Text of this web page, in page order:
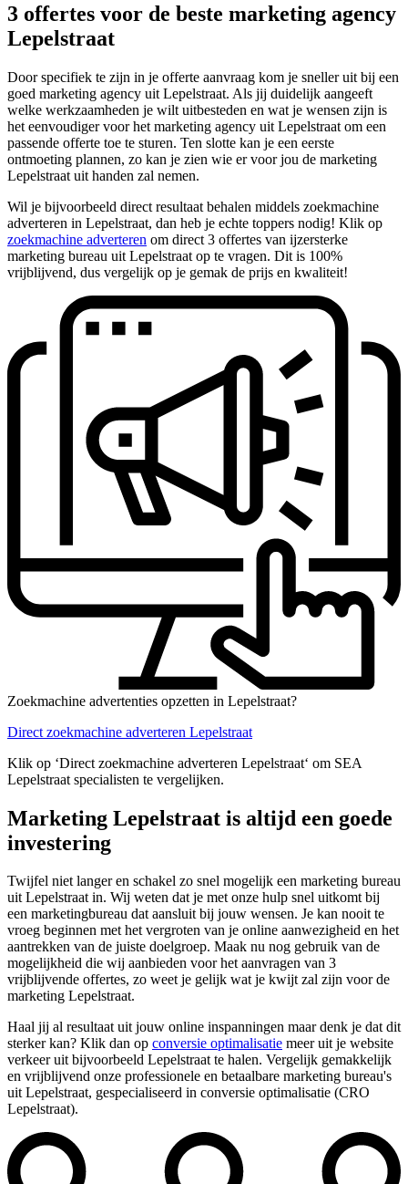
3 offertes voor de beste marketing agency
Lepelstraat
Door specifiek te zijn in je offerte aanvraag kom je sneller uit bij een
goed marketing agency uit Lepelstraat. Als jij duidelijk aangeeft
welke werkzaamheden je wilt uitbesteden en wat je wensen zijn is
het eenvoudiger voor het marketing agency uit Lepelstraat om een
passende offerte toe te sturen. Ten slotte kan je een eerste
ontmoeting plannen, zo kan je zien wie er voor jou de marketing
Lepelstraat uit handen zal nemen.
Wil je bijvoorbeeld direct resultaat behalen middels zoekmachine
adverteren in Lepelstraat, dan heb je echte toppers nodig! Klik op
zoekmachine adverteren om direct 3 offertes van ijzersterke
marketing bureau uit Lepelstraat op te vragen. Dit is 100%
vrijblijvend, dus vergelijk op je gemak de prijs en kwaliteit!
Zoekmachine advertenties opzetten in Lepelstraat?
Direct zoekmachine adverteren Lepelstraat
Klik op ‘Direct zoekmachine adverteren Lepelstraat‘ om SEA
Lepelstraat specialisten te vergelijken.
Marketing Lepelstraat is altijd een goede
investering
Twijfel niet langer en schakel zo snel mogelijk een marketing bureau
uit Lepelstraat in. Wij weten dat je met onze hulp snel uitkomt bij
een marketingbureau dat aansluit bij jouw wensen. Je kan nooit te
vroeg beginnen met het vergroten van je online aanwezigheid en het
aantrekken van de juiste doelgroep. Maak nu nog gebruik van de
mogelijkheid die wij aanbieden voor het aanvragen van 3
vrijblijvende offertes, zo weet je gelijk wat je kwijt zal zijn voor de
marketing Lepelstraat.
Haal jij al resultaat uit jouw online inspanningen maar denk je dat dit
sterker kan? Klik dan op conversie optimalisatie meer uit je website
verkeer uit bijvoorbeeld Lepelstraat te halen. Vergelijk gemakkelijk
en vrijblijvend onze professionele en betaalbare marketing bureau's
uit Lepelstraat, gespecialiseerd in conversie optimalisatie (CRO
Lepelstraat).